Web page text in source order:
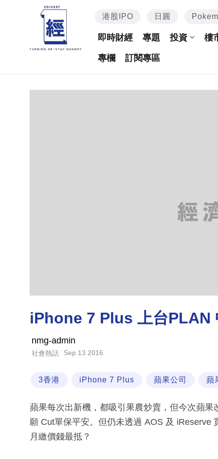
港股IPO 日圓
即時財經 專題 投資 樓
專欄 訂閱專區
iPhone 7 Plus 上台PLAN
nmg-admin
社會熱話 Sep 13 2016
3香港 iPhone 7 Plus 蘋果公司 蘋
蘋果每次出新機，都吸引果農炒賣，但今次蘋
願 Cut單保平安。但仍未透過 AOS 及 iReserve
月繳價錢最抵？